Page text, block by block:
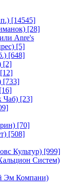
[14545]
[28]
Anre's
[5]
[648]
[2]
[12]
[733]
[16]
Чаб) [23]
[70]
[508]
Культур) [999]
Систем)
Эм Компани)